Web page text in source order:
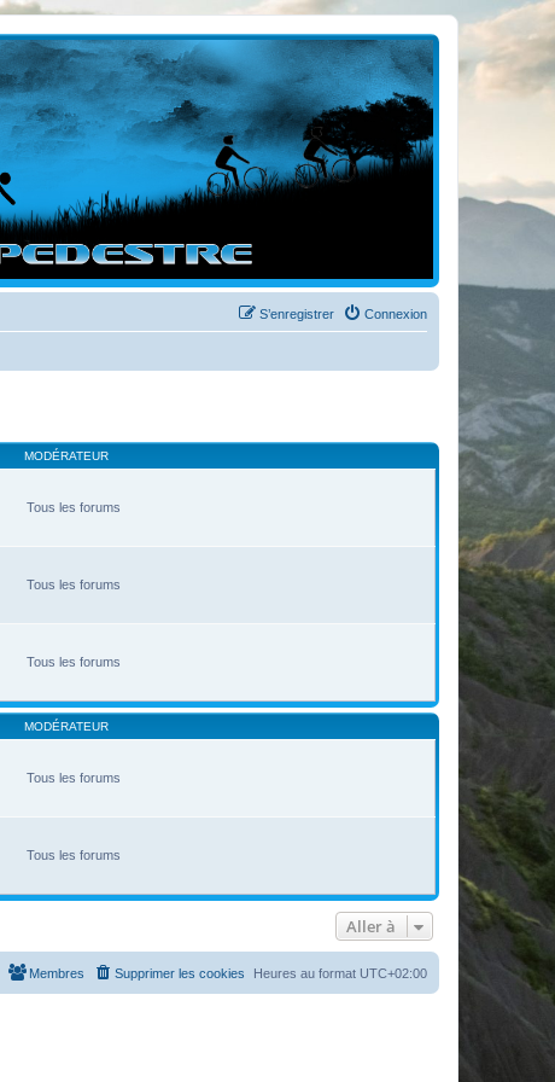
Connexion
S’enregistrer
MODÉRATEUR
Tous les forums
Tous les forums
Tous les forums
MODÉRATEUR
Tous les forums
Tous les forums
Aller à
Heures au format UTC+02:00
Supprimer les cookies
Membres